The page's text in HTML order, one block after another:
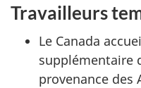
Travailleurs
Le Canada
supplémentaire
provenance des